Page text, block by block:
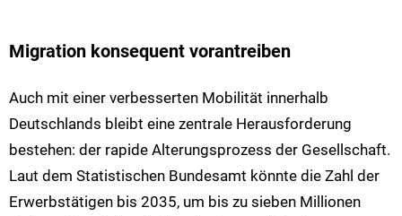
Migration konsequent vorantreiben
Auch mit einer verbesserten Mobilität innerhalb
Deutschlands bleibt eine zentrale Herausforderung
bestehen: der rapide Alterungsprozess der Gesellschaft.
Laut dem Statistischen Bundesamt könnte die Zahl der
Erwerbstätigen bis 2035, um bis zu sieben Millionen